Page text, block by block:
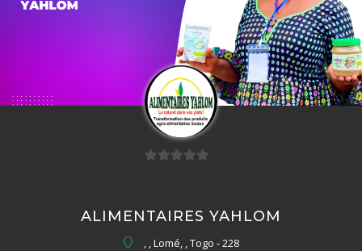
ALIMENTAIRES YAHLOM
, , Lomé, , Togo - 228